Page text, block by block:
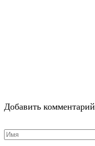
Добавить комментарий
Имя